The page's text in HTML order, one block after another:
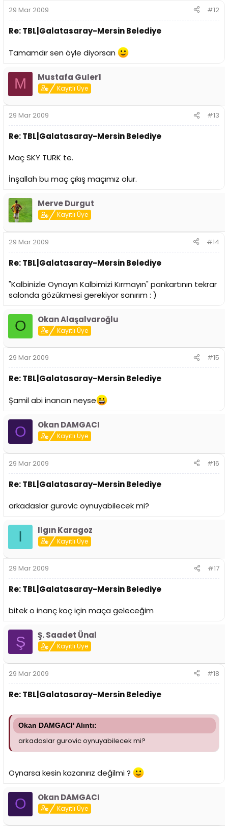
29 Mar 2009 #12
Re: TBL|Galatasaray-Mersin Belediye
Tamamdır sen öyle diyorsan
M Mustafa Guler1
Kayıtlı Üye
29 Mar 2009 #13
Re: TBL|Galatasaray-Mersin Belediye
Maç SKY TURK te.
İnşallah bu maç çıkış maçımız olur.
Merve Durgut
Kayıtlı Üye
29 Mar 2009 #14
Re: TBL|Galatasaray-Mersin Belediye
"Kalbinizle Oynayın Kalbimizi Kırmayın" pankartının tekrar
salonda gözükmesi gerekiyor sanırım : )
O Okan Alaşalvaroğlu
Kayıtlı Üye
29 Mar 2009 #15
Re: TBL|Galatasaray-Mersin Belediye
Şamil abi inancın neyse
O Okan DAMGACI
Kayıtlı Üye
29 Mar 2009 #16
Re: TBL|Galatasaray-Mersin Belediye
arkadaslar gurovic oynuyabilecek mi?
I Ilgın Karagoz
Kayıtlı Üye
29 Mar 2009 #17
Re: TBL|Galatasaray-Mersin Belediye
bitek o inanç koç için maça geleceğim
Ş Ş. Saadet Ünal
Kayıtlı Üye
29 Mar 2009 #18
Re: TBL|Galatasaray-Mersin Belediye
Okan DAMGACI' Alıntı:
arkadaslar gurovic oynuyabilecek mi?
Oynarsa kesin kazanırız değilmi ?
O Okan DAMGACI
Kayıtlı Üye